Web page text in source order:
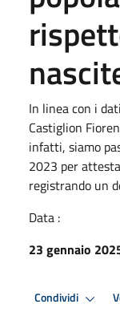
In linea con i
Castiglion
infatti, siamo
2023 per
registrando un
Data :
23 gennaio
Condividi